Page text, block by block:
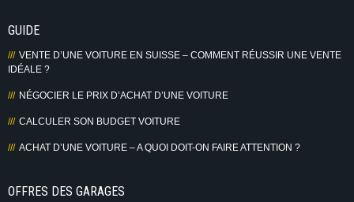
GUIDE
VENTE D’UNE VOITURE EN SUISSE – COMMENT RÉUSSIR UNE VENTE
IDÉALE ?
NÉGOCIER LE PRIX D’ACHAT D’UNE VOITURE
CALCULER SON BUDGET VOITURE
ACHAT D’UNE VOITURE – A QUOI DOIT-ON FAIRE ATTENTION ?
OFFRES DES GARAGES